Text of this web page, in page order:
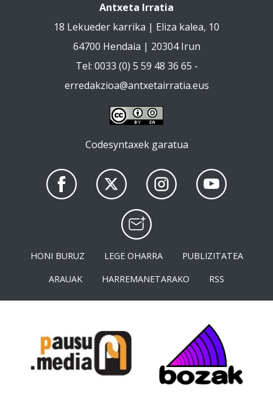
Antxeta Irratia
18 Lekueder karrika | Eliza kalea, 10
64700 Hendaia | 20304 Irun
Tel: 0033 (0) 5 59 48 36 65 -
erredakzioa@antxetairratia.eus
Codesyntaxek garatua
HONI BURUZ LEGE OHARRA
PUBLIZITATEA
ARAUAK
HARREMANETARAKO RSS